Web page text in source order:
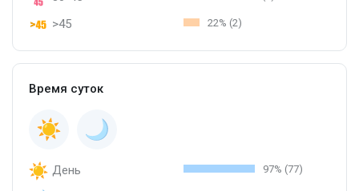
>45 22% (2)
Время суток
День 97% (77)